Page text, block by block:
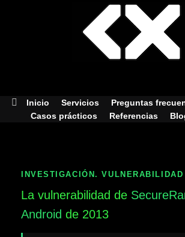
Inicio Servicios Preguntas
Casos prácticos
Referencias
INVESTIGACIÓN. VULNERABILIDAD
La vulnerabilidad de
Android de 2013